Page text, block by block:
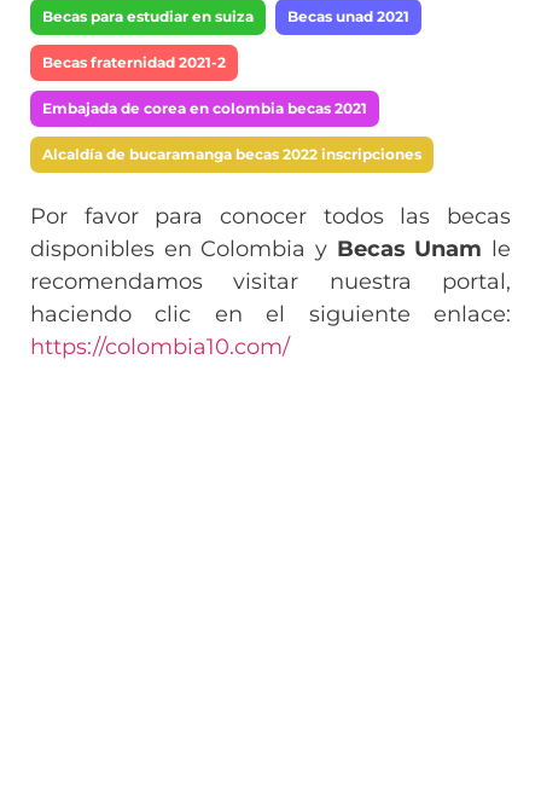
Becas para estudiar en suiza Becas unad 2021
Becas fraternidad 2021-2
Embajada de corea en colombia becas 2021
Alcaldía de bucaramanga becas 2022 inscripciones
Por favor para conocer todos las becas
disponibles en Colombia y Becas Unam le
recomendamos visitar nuestra portal,
haciendo clic en el siguiente enlace:
https://colombia10.com/